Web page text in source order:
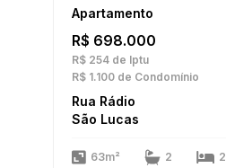
Apartamento
R$ 698.000
R$ 254 de Iptu
R$ 1.100 de Condomínio
Rua Rádio
São Lucas
63m² 2 2